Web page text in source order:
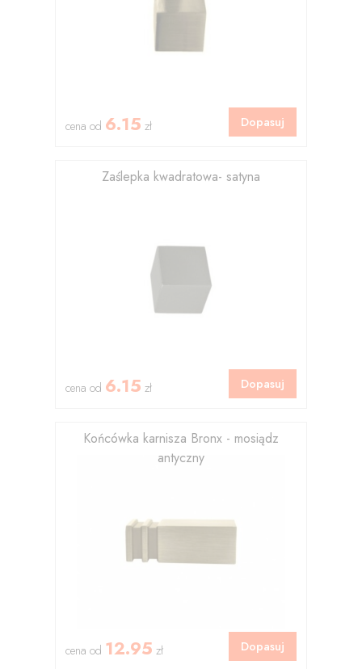
cena od 6.15 zł Dopasuj
Zaślepka kwadratowa- satyna
cena od 6.15 zł Dopasuj
Końcówka karnisza Bronx - mosiądz
antyczny
cena od 12.95 zł Dopasuj